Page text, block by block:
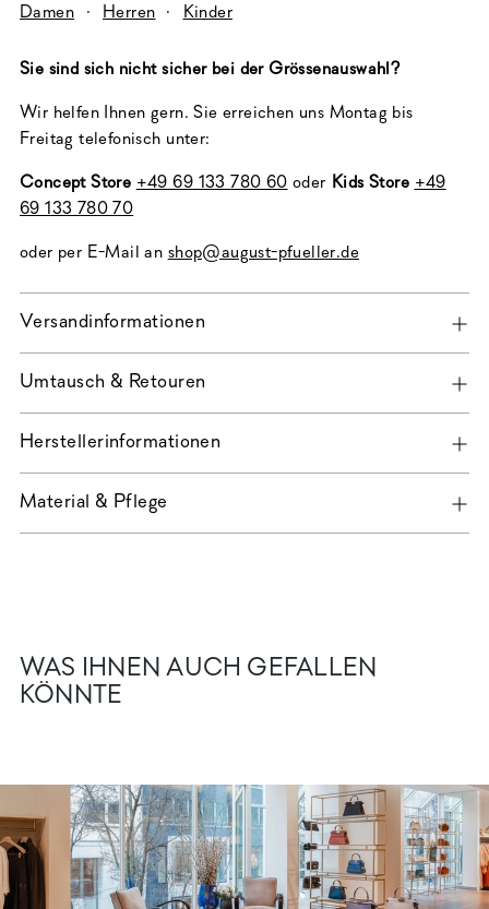
Damen · Herren · Kinder
Sie sind sich nicht sicher bei der Grössenauswahl?
Wir helfen Ihnen gern. Sie erreichen uns Montag bis
Freitag telefonisch unter:
Concept Store +49 69 133 780 60 oder Kids Store +49
69 133 780 70
oder per E-Mail an shop@august-pfueller.de
Versandinformationen
Umtausch & Retouren
Herstellerinformationen
Material & Pflege
WAS IHNEN AUCH GEFALLEN
KÖNNTE